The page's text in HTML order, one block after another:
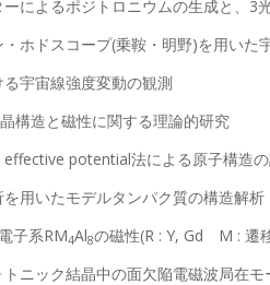
ーによるポジトロニウムの生成と、3
・ホドスコープ(乗鞍・明野)を用いた
宇宙線強度変動の観測
構造と磁性に関する理論的研究
potential法による原子構造
を用いたモデルタンパク質の構造解析
子系RM4Al8の磁性(R : Y, Gd M : 遷
ニック結晶中の面欠陥電磁波局在モ